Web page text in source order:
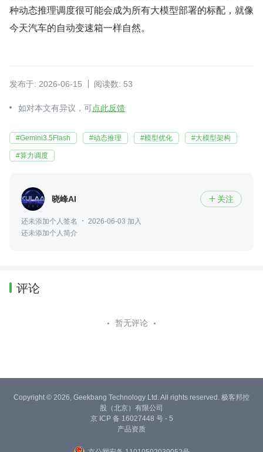
种动态推理调度很可能会成为所有大模型部署的标配，就像
今天汽车的自动变速箱一样自然。
发布于: 2026-06-15 阅读数: 53
如对本文有异议，可点此反馈
#Gemini3.5Flash #动态推理 #模型优化 #大模型架构
#算力调度
晓峰AI  关注
还未添加个人签名
2026-06-03 加入
还未添加个人简介
评论
暂无评论
Copyright © 2026, Geekbang Technology Ltd. All rights reserved. 极客邦控
股（北京）有限公司
京 ICP 备 16027448 号 - 5
产品资质